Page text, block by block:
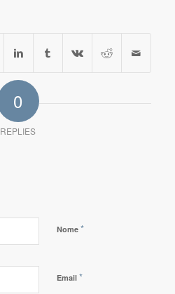
0
REPLIES
Nome *
Email *